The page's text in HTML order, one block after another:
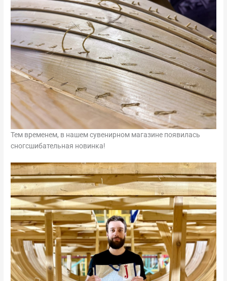
Тем временем, в нашем сувенирном магазине появилась
сногсшибательная новинка!